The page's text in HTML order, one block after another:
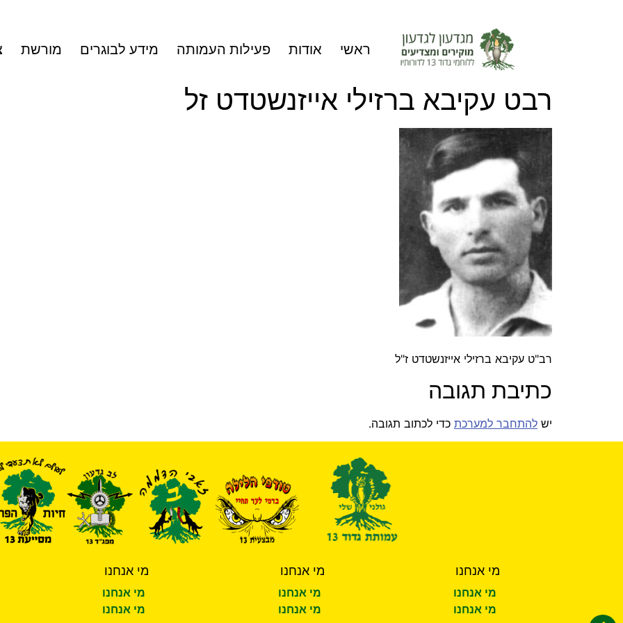
ראשי אודות פעילות העמותה מידע לבוגרים מורשת
רבט עקיבא ברזילי אייזנשטדט זל
רב"ט עקיבא ברזילי אייזנשטדט ז"ל
כתיבת תגובה
יש להתחבר למערכת כדי לכתוב תגובה.
מי אנחנו
מי אנחנו
מי אנחנו
מי אנחנו
מי אנחנו
מי אנחנו
מי אנחנו
מי אנחנו
מי אנחנו